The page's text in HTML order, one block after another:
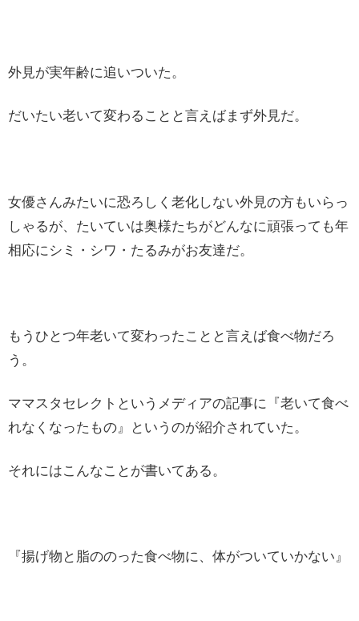
外見が実年齢に追いついた。
だいたい老いて変わることと言えばまず外見だ。
女優さんみたいに恐ろしく老化しない外見の方もいらっ
しゃるが、たいていは奥様たちがどんなに頑張っても年
相応にシミ・シワ・たるみがお友達だ。
もうひとつ年老いて変わったことと言えば食べ物だろ
う。
ママスタセレクトというメディアの記事に『老いて食べ
れなくなったもの』というのが紹介されていた。
それにはこんなことが書いてある。
『揚げ物と脂ののった食べ物に、体がついていかない』